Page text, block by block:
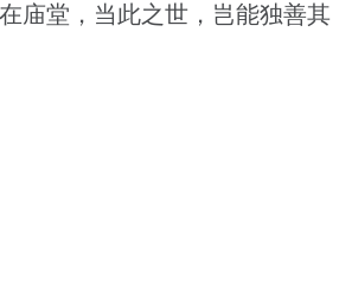
庙堂，当此之世，岂能独善其